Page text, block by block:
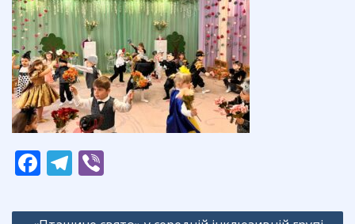
F
e
T
e er
Навігація